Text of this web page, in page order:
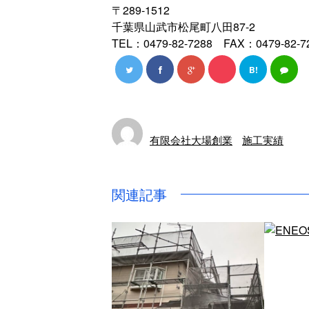
〒289-1512
千葉県山武市松尾町八田87-2
TEL：0479-82-7288 FAX：0479-82-
B!
有限会社大場創業 施工実績
関連記事